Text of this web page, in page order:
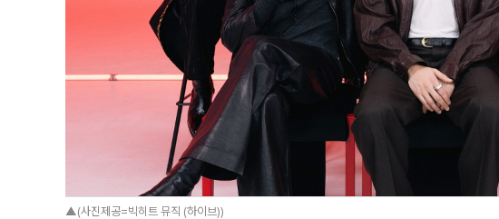
▲(사진제공=빅히트 뮤직 (하이브))